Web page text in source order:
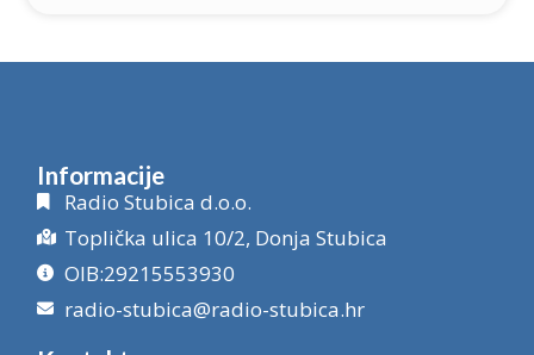
Informacije
Radio Stubica d.o.o.
Toplička ulica 10/2, Donja Stubica
OIB:29215553930
radio-stubica@radio-stubica.hr